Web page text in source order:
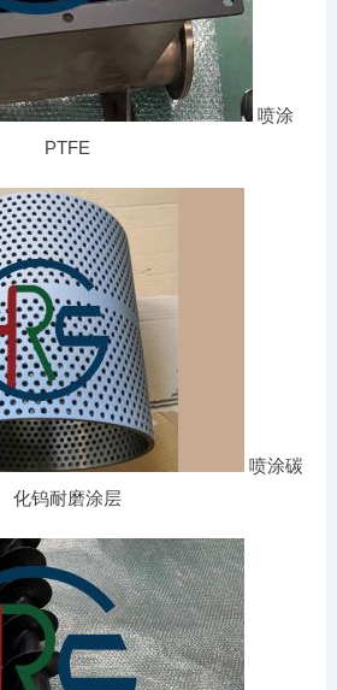
喷涂
PTFE
喷涂碳
化钨耐磨涂层